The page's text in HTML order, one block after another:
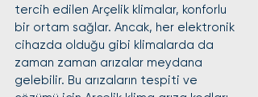
tercih edilen Arçelik klimalar, konforlu
bir ortam sağlar. Ancak, her elektronik
cihazda olduğu gibi klimalarda da
zaman zaman arızalar meydana
gelebilir. Bu arızaların tespiti ve